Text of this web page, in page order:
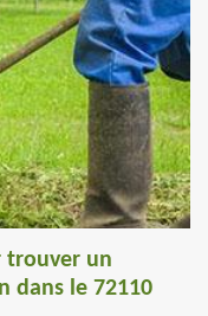
trouver un
dans le 72110